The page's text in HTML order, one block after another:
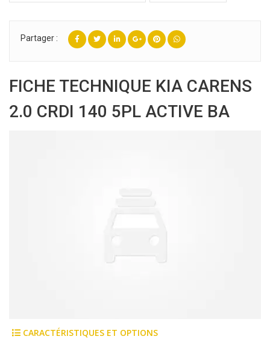
Partager :
FICHE TECHNIQUE KIA CARENS
2.0 CRDI 140 5PL ACTIVE BA
CARACTÉRISTIQUES ET OPTIONS